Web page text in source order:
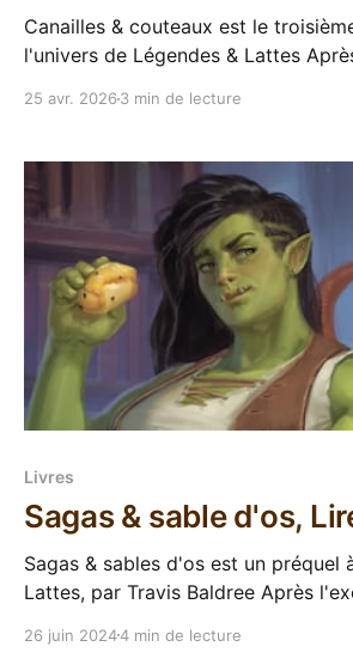
Canailles & couteaux est le
l'univers de Légendes & Lattes Après un Sagas &
25 avr. 2026 3 min de lecture
Livres
Sagas & sable d'os,
Sagas & sables d'os est un préquel
Lattes, par Travis Baldree Après l'excellente surprise
de nous amener dans le passé de
26 juin 20244 min de lecture